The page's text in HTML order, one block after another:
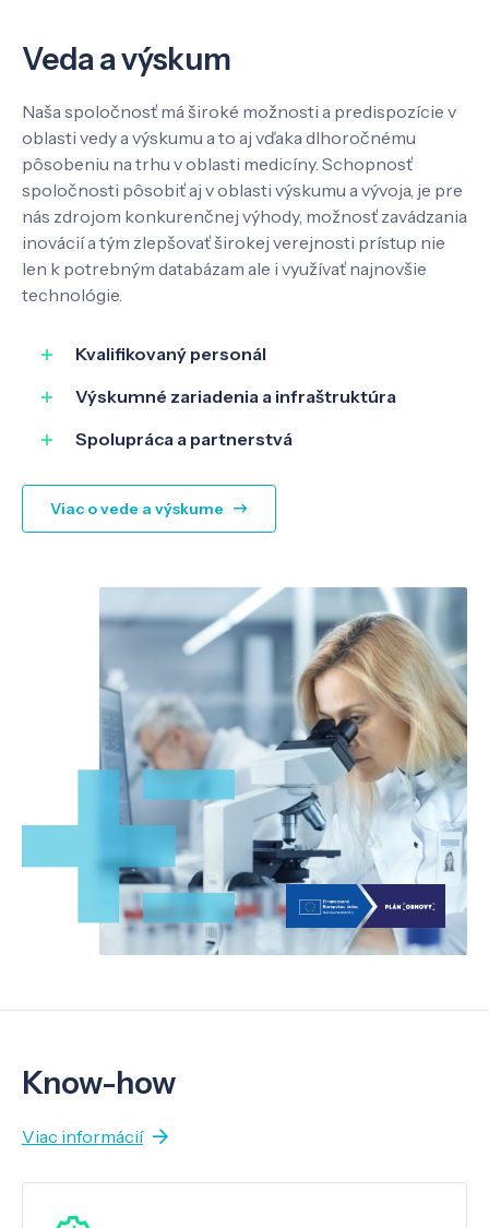
Know-how
O nás
Veda a výskum
Naša spoločnosť má široké možnosti a predispozície v
oblasti vedy a výskumu a to aj vďaka dlhoročnému
pôsobeniu na trhu v oblasti medicíny. Schopnosť
spoločnosti pôsobiť aj v oblasti výskumu a vývoja, je pre
nás zdrojom konkurenčnej výhody, možnosť zavádzania
inovácií a tým zlepšovať širokej verejnosti prístup nie
len k potrebným databázam ale i využívať najnovšie
technológie.
Kvalifikovaný personál
Výskumné zariadenia a infraštruktúra
Spolupráca a partnerstvá
Viac o vede a výskume
Know-how
Viac informácií